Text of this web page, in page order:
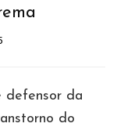
defensor da
do